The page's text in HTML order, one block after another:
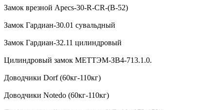
Замок врезной Apecs-30-R-CR-(B-52)
Замок Гардиан-30.01 сувальдный
Замок Гардиан-32.11 цилиндровый
Цилиндровый замок МЕТТЭМ-ЗВ4-713.1.0.
Доводчики Dorf (60кг-110кг)
Доводчики Notedo (60кг-110кг)